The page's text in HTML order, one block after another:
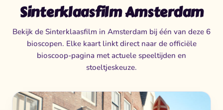
Sinterklaasfilm Amsterdam
Bekijk de Sinterklaasfilm in Amsterdam bij één van deze 6
bioscopen. Elke kaart linkt direct naar de officiële
bioscoop-pagina met actuele speeltijden en
stoeltjeskeuze.